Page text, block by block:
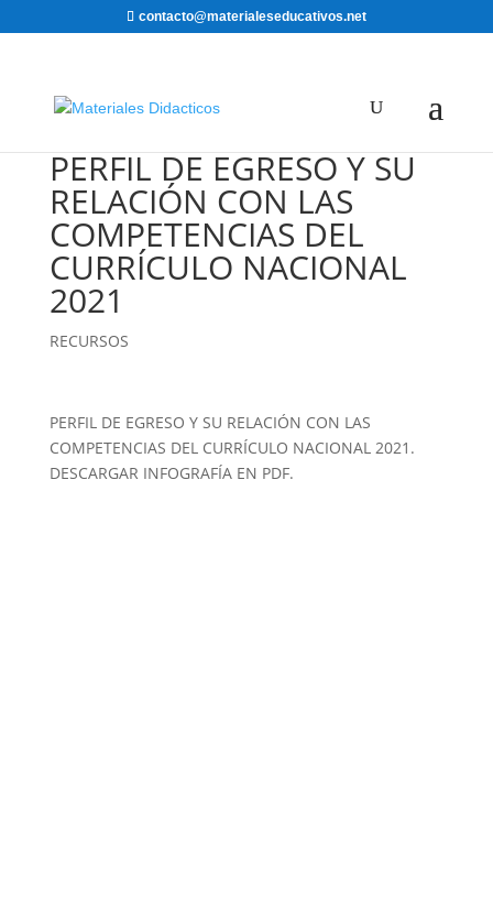
contacto@materialeseducativos.net
PERFIL DE EGRESO Y SU
RELACIÓN CON LAS
COMPETENCIAS DEL
CURRÍCULO NACIONAL
2021
RECURSOS
PERFIL DE EGRESO Y SU RELACIÓN CON LAS
COMPETENCIAS DEL CURRÍCULO NACIONAL 2021.
DESCARGAR INFOGRAFÍA EN PDF.